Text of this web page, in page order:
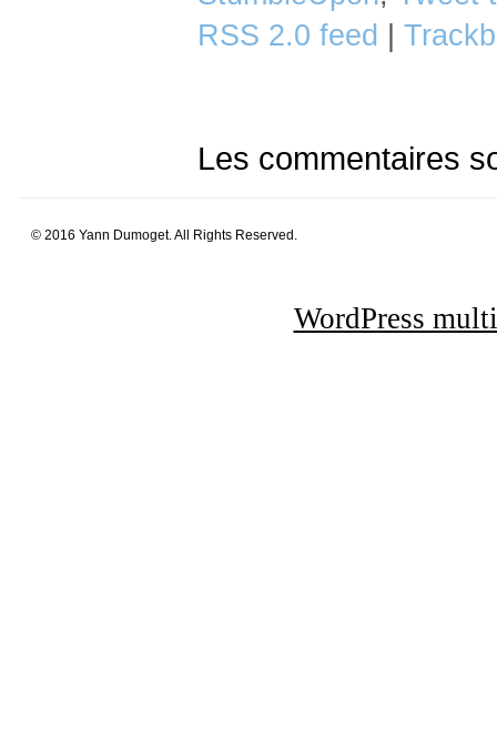
RSS 2.0 feed
Les commentaires
© 2016 Yann Dumoget. All Rights Reserved.
WordPress